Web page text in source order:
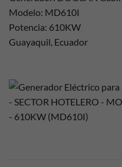
Modelo: MD610I
Potencia: 610KW
Guayaquil, Ecuador